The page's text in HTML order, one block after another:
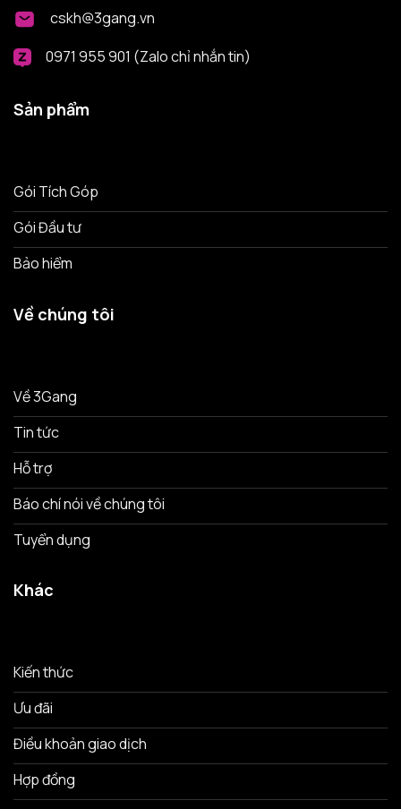
cskh@3gang.vn
0971 955 901 (Zalo chỉ nhắn tin)
Sản phẩm
Gói Tích Góp
Gói Đầu tư
Bảo hiểm
Về chúng tôi
Về 3Gang
Tin tức
Hỗ trợ
Báo chí nói về chúng tôi
Tuyển dụng
Khác
Kiến thức
Ưu đãi
Điều khoản giao dịch
Hợp đồng